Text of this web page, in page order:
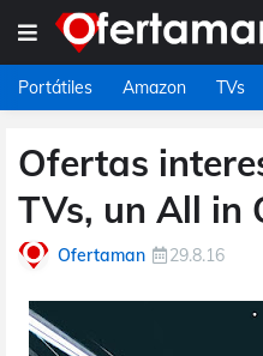
Portátiles Amazon TVs
Ofertas
TVs, un All in
Ofertaman 29.8.16